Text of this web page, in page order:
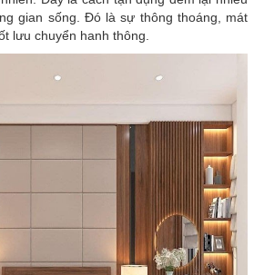
gian sống. Đó là sự thông thoáng, mát
lưu chuyển hanh thông.